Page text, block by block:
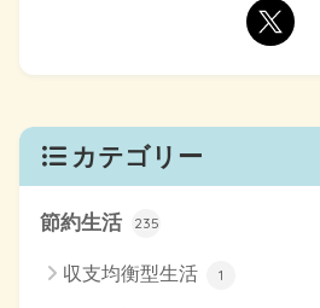
カテゴリー
節約生活 235
収支均衡型生活 1